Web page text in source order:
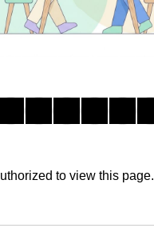
to view this page.